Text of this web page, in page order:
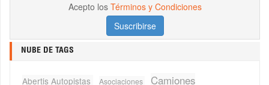
Acepto los Términos y Condiciones
NUBE DE TAGS
Abertis Autopistas Asociaciones Camiones